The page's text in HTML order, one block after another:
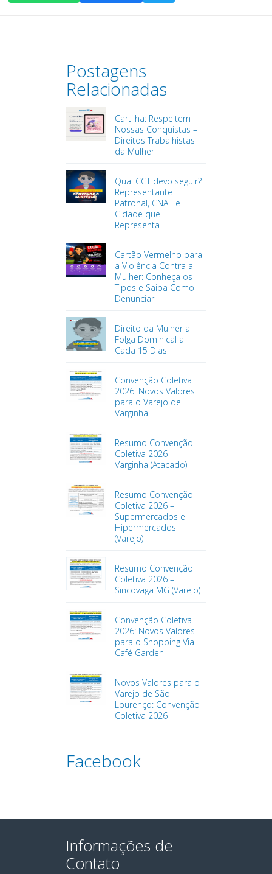
Postagens
Relacionadas
Cartilha: Respeitem
Nossas Conquistas –
Direitos Trabalhistas
da Mulher
Qual CCT devo seguir?
Representante
Patronal, CNAE e
Cidade que
Representa
Cartão Vermelho para
a Violência Contra a
Mulher: Conheça os
Tipos e Saiba Como
Denunciar
Direito da Mulher a
Folga Dominical a
Cada 15 Dias
Convenção Coletiva
2026: Novos Valores
para o Varejo de
Varginha
Resumo Convenção
Coletiva 2026 –
Varginha (Atacado)
Resumo Convenção
Coletiva 2026 –
Supermercados e
Hipermercados
(Varejo)
Resumo Convenção
Coletiva 2026 –
Sincovaga MG (Varejo)
Convenção Coletiva
2026: Novos Valores
para o Shopping Via
Café Garden
Novos Valores para o
Varejo de São
Lourenço: Convenção
Coletiva 2026
Facebook
Informações de
Contato